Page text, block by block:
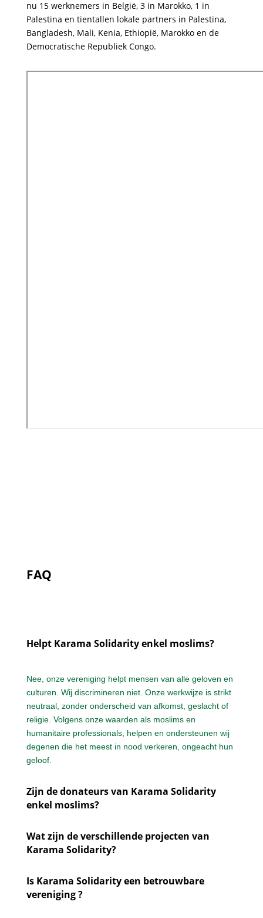
nu 15 werknemers in België, 3 in Marokko, 1 in
Palestina en tientallen lokale partners in Palestina,
Bangladesh, Mali, Kenia, Ethiopië, Marokko en de
Democratische Republiek Congo.
FAQ
Helpt Karama Solidarity enkel moslims?
Nee, onze vereniging helpt mensen van alle geloven en
culturen. Wij discrimineren niet. Onze werkwijze is strikt
neutraal, zonder onderscheid van afkomst, geslacht of
religie. Volgens onze waarden als moslims en
humanitaire professionals, helpen en ondersteunen wij
degenen die het meest in nood verkeren, ongeacht hun
geloof.
Zijn de donateurs van Karama Solidarity
enkel moslims?
Wat zijn de verschillende projecten van
Karama Solidarity?
Is Karama Solidarity een betrouwbare
vereniging ?